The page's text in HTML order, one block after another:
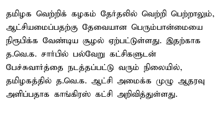
தமிழக வெற்றிக் கழகம் தேர்தலில் வெற்றி பெற்றாலும்,
ஆட்சியமைப்பதற்கு தேவையான பெரும்பான்மையை
நிரூபிக்க வேண்டிய சூழல் ஏற்பட்டுள்ளது. இதற்காக
த.வெ.க. சார்பில் பல்வேறு கட்சிகளுடன்
பேச்சுவார்த்தை நடத்தப்பட்டு வரும் நிலையில்,
தமிழகத்தில் த.வெ.க. ஆட்சி அமைக்க முழு ஆதரவு
அளிப்பதாக காங்கிரஸ் கட்சி அறிவித்துள்ளது.